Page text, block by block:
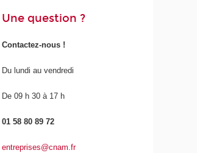
Une question ?
Contactez-nous !
Du lundi au vendredi
De 09 h 30 à 17 h
01 58 80 89 72
entreprises@cnam.fr